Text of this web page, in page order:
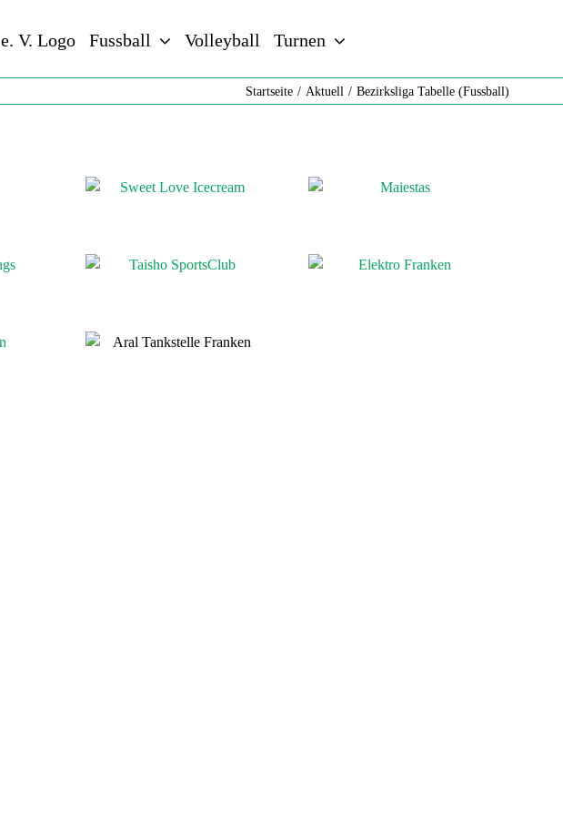
Fussball Volleyball Turnen
Startseite Aktuell Bezirksliga Tabelle (Fussball)